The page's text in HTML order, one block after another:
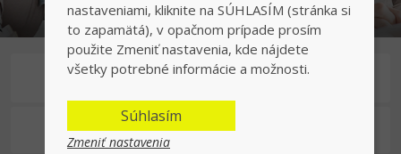
Predaj/prenájom
nastaveniami, kliknite na SÚHLASÍM (stránka si
to zapamätá), v opačnom prípade prosím
použite Zmeniť nastavenia, kde nájdete
všetky potrebné informácie a možnosti.
Súhlasím
Zmeniť nastavenia